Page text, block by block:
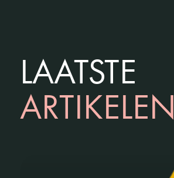
LAATSTE
ARTIKELEN